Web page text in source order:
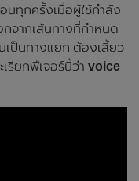
นทุกครั้งเมื่อผู้ใช้กำลัง
จากเส้นทางที่กำหนด
เป็นทางแยก ต้องเลี้ยว
รียกฟีเจอร์นี้ว่า voice